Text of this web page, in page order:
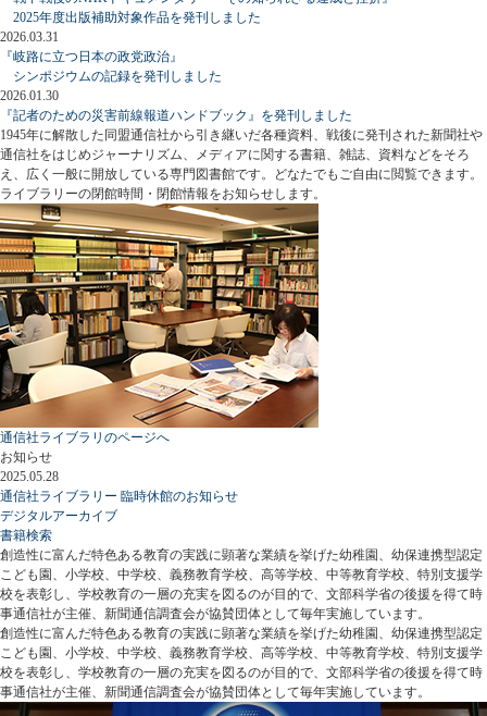
2025年度出版補助対象作品を発刊しました
2026.03.31
『岐路に立つ日本の政党政治』
シンポジウムの記録を発刊しました
2026.01.30
『記者のための災害前線報道ハンドブック』を発刊しました
1945年に解散した同盟通信社から引き継いだ各種資料、戦後に発刊された新聞社や
通信社をはじめジャーナリズム、メディアに関する書籍、雑誌、資料などをそろ
え、広く一般に開放している専門図書館です。どなたでもご自由に閲覧できます。
ライブラリーの閉館時間・閉館情報をお知らせします。
通信社ライブラリのページへ
お知らせ
2025.05.28
通信社ライブラリー 臨時休館のお知らせ
デジタルアーカイブ
書籍検索
創造性に富んだ特色ある教育の実践に顕著な業績を挙げた幼稚園、幼保連携型認定
こども園、小学校、中学校、義務教育学校、高等学校、中等教育学校、特別支援学
校を表彰し、学校教育の一層の充実を図るのが目的で、文部科学省の後援を得て時
事通信社が主催、新聞通信調査会が協賛団体として毎年実施しています。
創造性に富んだ特色ある教育の実践に顕著な業績を挙げた幼稚園、幼保連携型認定
こども園、小学校、中学校、義務教育学校、高等学校、中等教育学校、特別支援学
校を表彰し、学校教育の一層の充実を図るのが目的で、文部科学省の後援を得て時
事通信社が主催、新聞通信調査会が協賛団体として毎年実施しています。